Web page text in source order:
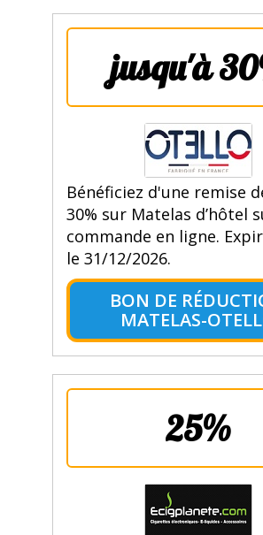
jusqu'à
Bénéficiez d'une remise
30% sur Matelas d’hôtel
commande en ligne.
le 31/12/2026.
BON DE
MATELAS-
25%